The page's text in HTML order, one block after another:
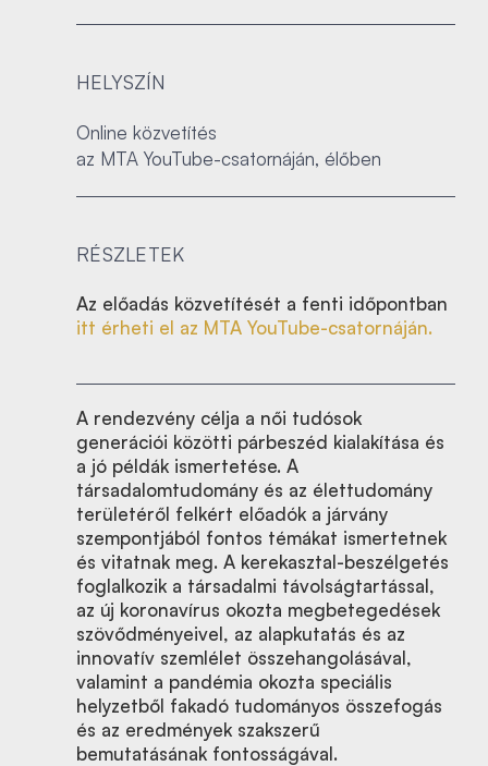
HELYSZÍN
Online közvetítés
az MTA YouTube-csatornáján, élőben
RÉSZLETEK
Az előadás közvetítését a fenti időpontban
itt érheti el az MTA YouTube-csatornáján.
A rendezvény célja a női tudósok
generációi közötti párbeszéd kialakítása és
a jó példák ismertetése. A
társadalomtudomány és az élettudomány
területéről felkért előadók a járvány
szempontjából fontos témákat ismertetnek
és vitatnak meg. A kerekasztal-beszélgetés
foglalkozik a társadalmi távolságtartással,
az új koronavírus okozta megbetegedések
szövődményeivel, az alapkutatás és az
innovatív szemlélet összehangolásával,
valamint a pandémia okozta speciális
helyzetből fakadó tudományos összefogás
és az eredmények szakszerű
bemutatásának fontosságával.